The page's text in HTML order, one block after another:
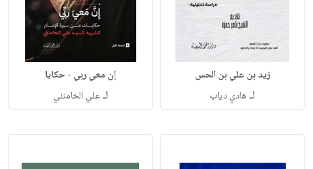
زيد بن علي بن الحس
لـ هادي دياب
إن معي ربي - حكايا
لـعلي الخامنئي